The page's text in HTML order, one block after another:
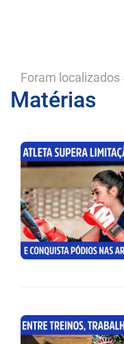
Foram localizados
Matérias